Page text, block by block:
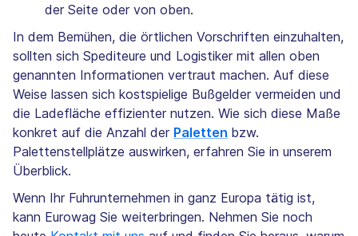
der Seite oder von oben.
In dem Bemühen, die örtlichen Vorschriften einzuhalten,
sollten sich Spediteure und Logistiker mit allen oben
genannten Informationen vertraut machen. Auf diese
Weise lassen sich kostspielige Bußgelder vermeiden und
die Ladefläche effizienter nutzen. Wie sich diese Maße
konkret auf die Anzahl der Paletten bzw.
Palettenstellplätze auswirken, erfahren Sie in unserem
Überblick.
Wenn Ihr Fuhrunternehmen in ganz Europa tätig ist,
kann Eurowag Sie weiterbringen. Nehmen Sie noch